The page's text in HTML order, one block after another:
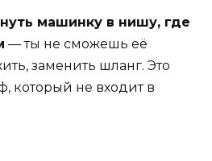
машинку в нишу, где
— ты не сможешь её
заменить шланг. Это
который не входит в